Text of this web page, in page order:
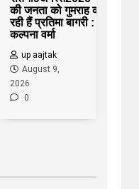
की जनता को गुमराह कर
रही हैं प्रतिमा बागरी :
कल्पना वर्मा
up aajtak
August 9,
2026
0